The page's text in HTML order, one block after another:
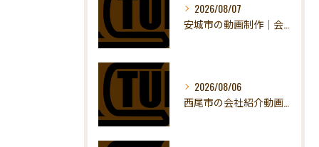
2026/08/07
2026/08/06